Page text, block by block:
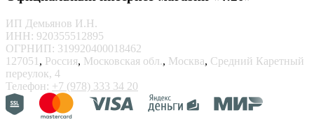
ИП Демьянов И.Н.
ИНН: 920355512895
ОГРНИП: 319920400018462
127051 , Россия, Московская обл., Москва, Средний Каретный
переулок, 4
Телефон: +7 (978) 333 34 20